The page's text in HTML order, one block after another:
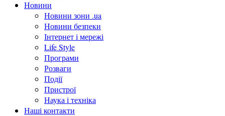
Новини
Новини зони .ua
Новини безпеки
Інтернет і мережі
Life Style
Програми
Розваги
Події
Пристрої
Наука і техніка
Наші контакти